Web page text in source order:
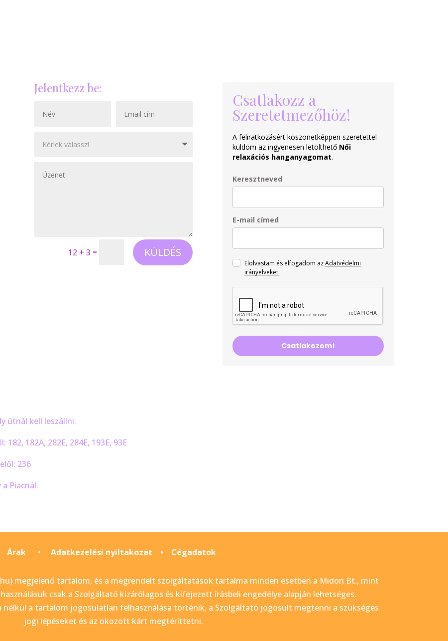
Jelentkezz be:
12 + 3 = KÜLDÉS
Csatlakozz a
Szeretetmezőhöz!
A feliratkozásért köszönetképpen szeretettel
küldöm az ingyenesen letölthető Női
relaxációs hanganyagomat.
Keresztneved
E-mail címed
Elolvastam és elfogadom azAdatvédelmi
irányelveket.
Csatlakozom!
útnál kell leszállni.
182A, 282E, 284E, 193E, 93E
236
a Piacnál.
Árak • Adatkezelési nyiltakozat • Cégadatok
megjelenő tartalom, és a megrendelt szolgáltatások tartalma minden esetben a Midori Bt., mint
csak a Szolgáltató kizárólagos és kifejezett írásbeli engedélye alapján lehetséges.
nélkül a tartalom jogosulatlan felhasználása történik, a Szolgáltató jogosult megtenni a szükséges
jogi lépéseket és az okozott kárt megtéríttetni.